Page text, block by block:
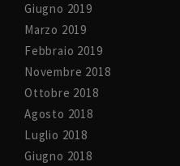
Giugno 2019
Marzo 2019
Febbraio 2019
Novembre 2018
Ottobre 2018
Agosto 2018
Luglio 2018
Giugno 2018